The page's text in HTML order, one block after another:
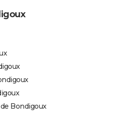
Bondigoux